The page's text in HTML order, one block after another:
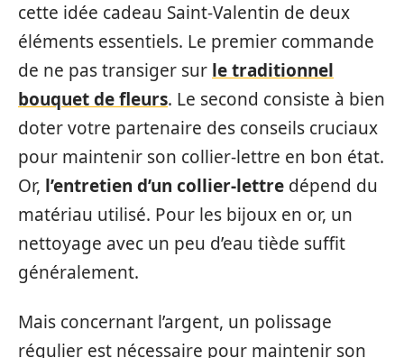
cette idée cadeau Saint-Valentin de deux
éléments essentiels. Le premier commande
de ne pas transiger sur le traditionnel
bouquet de fleurs. Le second consiste à bien
doter votre partenaire des conseils cruciaux
pour maintenir son collier-lettre en bon état.
Or, l’entretien d’un collier-lettre dépend du
matériau utilisé. Pour les bijoux en or, un
nettoyage avec un peu d’eau tiède suffit
généralement.
Mais concernant l’argent, un polissage
régulier est nécessaire pour maintenir son